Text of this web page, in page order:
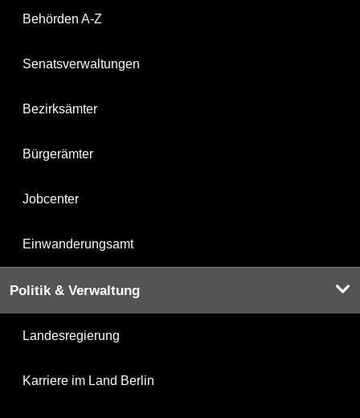
Behörden A-Z
Senatsverwaltungen
Bezirksämter
Bürgerämter
Jobcenter
Einwanderungsamt
Politik & Verwaltung
Landesregierung
Karriere im Land Berlin